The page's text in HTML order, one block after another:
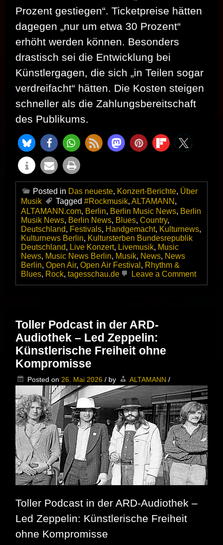
Prozent gestiegen“. Ticketpreise hätten
dagegen „nur um etwa 30 Prozent“
erhöht werden können. Besonders
drastisch sei die Entwicklung bei
Künstlergagen, die sich „in Teilen sogar
verdreifacht“ hätten. Die Kosten steigen
schneller als die Zahlungsbereitschaft
des Publikums.
Posted in Das neueste, Konzert-Berichte, Über
Musik
Tagged #Rockmusik, ALTAMANN ,
ALTAMANN.com, Berlin, Berlin Music News, Berlin
Musik News, Berlin News, Blues, Country,
Deutschland, Festivals, Handgemacht, Kulturnews,
Kulturnews Berlin, Kultursterben Bundesrepublik
Deutschland, Live Konzert, Livemusik, Music
News, Music News Berlin, Musik, News, News
Berlin, Open Air, Open Air Festival , Rhythm &
Blues, Rock, tagesschau.de Leave a Commenton
Toller Podcast in der ARD-
Audiothek – Led Zeppelin:
Künstlerische Freiheit ohne
Kompromisse
Posted on 26. Mai 2026 / by ALTAMANN /
Toller Podcast in der ARD-Audiothek –
Led Zeppelin: Künstlerische Freiheit
ohne Kompromisse